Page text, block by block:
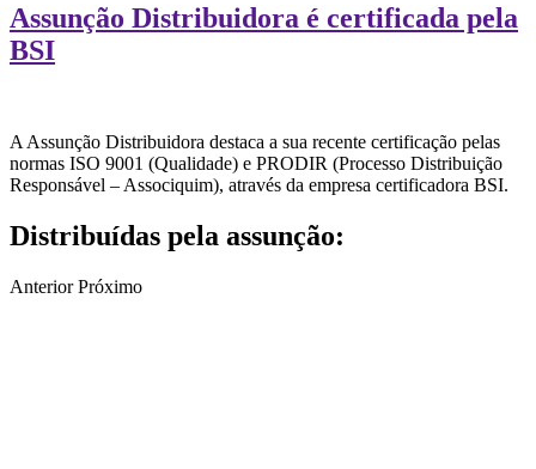
Assunção Distribuidora é certificada pela
BSI
A Assunção Distribuidora destaca a sua recente certificação pelas
normas ISO 9001 (Qualidade) e PRODIR (Processo Distribuição
Responsável – Associquim), através da empresa certificadora BSI.
Distribuídas pela assunção:
Anterior Próximo